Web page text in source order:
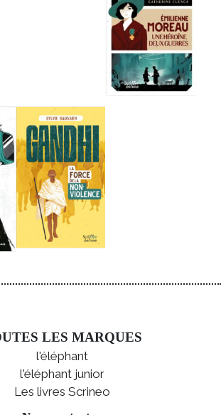
LES MARQUES
l'éléphant
l'éléphant junior
Les livres Scrineo